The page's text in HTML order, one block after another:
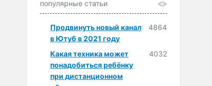
популярные статьи
Продвинуть новый канал
в Ютуб в 2021 году
4864
Какая техника может
понадобиться ребёнку
при дистанционном
4032